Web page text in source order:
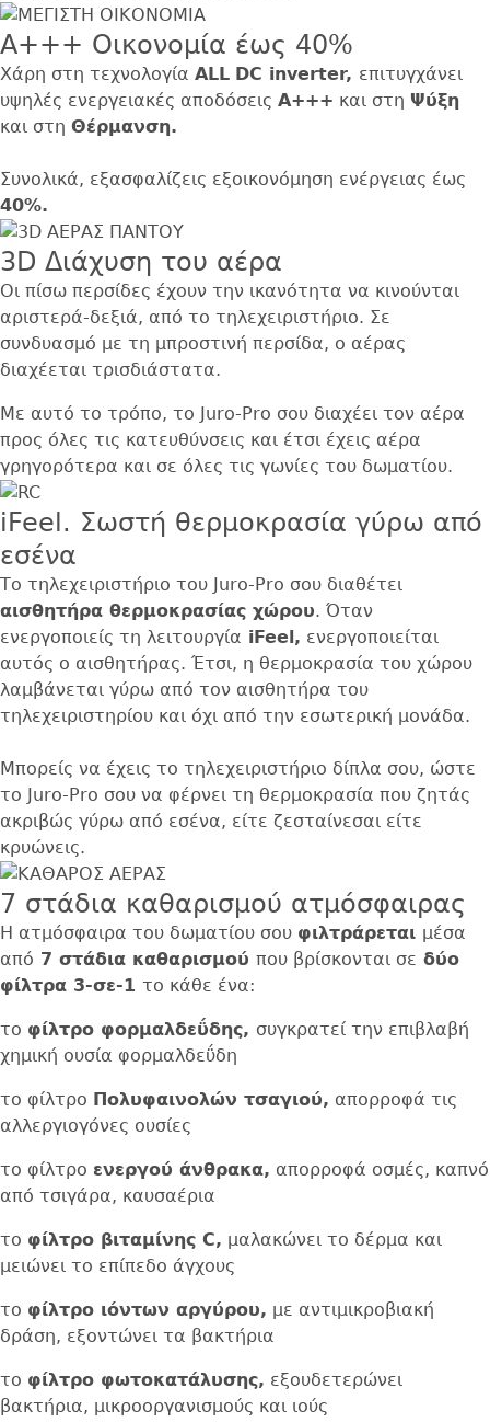
A+++ Οικονομία έως 40%
Χάρη στη τεχνολογία ALL DC inverter, επιτυγχάνει
υψηλές ενεργειακές αποδόσεις Α+++ και στη Ψύξη
και στη Θέρμανση.
Συνολικά, εξασφαλίζεις εξοικονόμηση ενέργειας έως
40%.
3D Διάχυση του αέρα
Οι πίσω περσίδες έχουν την ικανότητα να κινούνται
αριστερά-δεξιά, από το τηλεχειριστήριο. Σε
συνδυασμό με τη μπροστινή περσίδα, ο αέρας
διαχέεται τρισδιάστατα.
Με αυτό το τρόπο, το Juro-Pro σου διαχέει τον αέρα
προς όλες τις κατευθύνσεις και έτσι έχεις αέρα
γρηγορότερα και σε όλες τις γωνίες του δωματίου.
iFeel. Σωστή θερμοκρασία γύρω από
εσένα
Το τηλεχειριστήριο του Juro-Pro σου διαθέτει
αισθητήρα θερμοκρασίας χώρου. Όταν
ενεργοποιείς τη λειτουργία iFeel, ενεργοποιείται
αυτός ο αισθητήρας. Έτσι, η θερμοκρασία του χώρου
λαμβάνεται γύρω από τον αισθητήρα του
τηλεχειριστηρίου και όχι από την εσωτερική μονάδα.
Μπορείς να έχεις το τηλεχειριστήριο δίπλα σου, ώστε
το Juro-Pro σου να φέρνει τη θερμοκρασία που ζητάς
ακριβώς γύρω από εσένα, είτε ζεσταίνεσαι είτε
κρυώνεις.
7 στάδια καθαρισμού ατμόσφαιρας
Η ατμόσφαιρα του δωματίου σου φιλτράρεται μέσα
από 7 στάδια καθαρισμού που βρίσκονται σε δύο
φίλτρα 3-σε-1 το κάθε ένα:
το φίλτρο φορμαλδεΰδης, συγκρατεί την επιβλαβή
χημική ουσία φορμαλδεΰδη
το φίλτρο Πολυφαινολών τσαγιού, απορροφά τις
αλλεργιογόνες ουσίες
το φίλτρο ενεργού άνθρακα, απορροφά οσμές, καπνό
από τσιγάρα, καυσαέρια
το φίλτρο βιταμίνης C, μαλακώνει το δέρμα και
μειώνει το επίπεδο άγχους
το φίλτρο ιόντων αργύρου, με αντιμικροβιακή
δράση, εξοντώνει τα βακτήρια
το φίλτρο φωτοκατάλυσης, εξουδετερώνει
βακτήρια, μικροοργανισμούς και ιούς